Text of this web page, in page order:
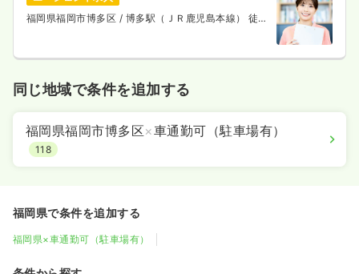
福岡県福岡市博多区 / 博多駅（ＪＲ鹿児島本線） 徒歩
同じ地域で条件を追加する
福岡県福岡市博多区×車通勤可（駐車場有）
118
福岡県で条件を追加する
福岡県×車通勤可（駐車場有）